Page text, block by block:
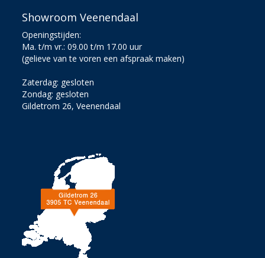
Showroom Veenendaal
Openingstijden:
Ma. t/m vr.: 09.00 t/m 17.00 uur
(gelieve van te voren een afspraak maken)
Zaterdag: gesloten
Zondag: gesloten
Gildetrom 26, Veenendaal